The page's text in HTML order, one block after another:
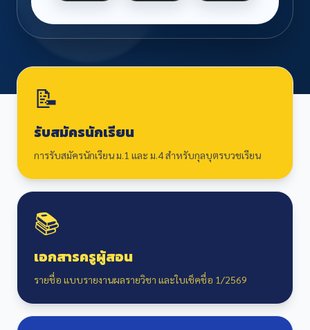
📝
รับสมัครนักเรียน
การรับสมัครนักเรียน ม.1 และ ม.4 สำหรับกุลบุตรบวชเรียน
📚
เอกสารครูผู้สอน
รายชื่อ แบบรายงานผลรายวิชา และใบเช็คชื่อ 1/2569